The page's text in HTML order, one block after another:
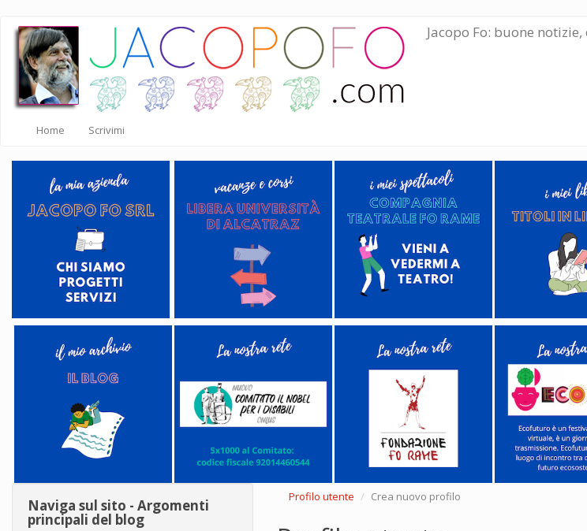
Salta
contenuto
principale
Jacopo Fo: buone
Home Scrivimi
Naviga sul sito - Argomenti
principali del blog
Profilo utente Crea nuovo profilo